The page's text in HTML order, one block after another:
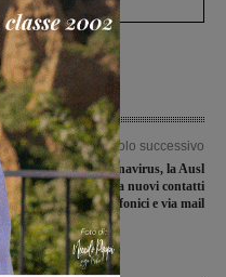
Articolo successivo
Emergenza coronavirus, la Ausl
Toscana Centro attiva nuovi contatti
telefonici e via mail